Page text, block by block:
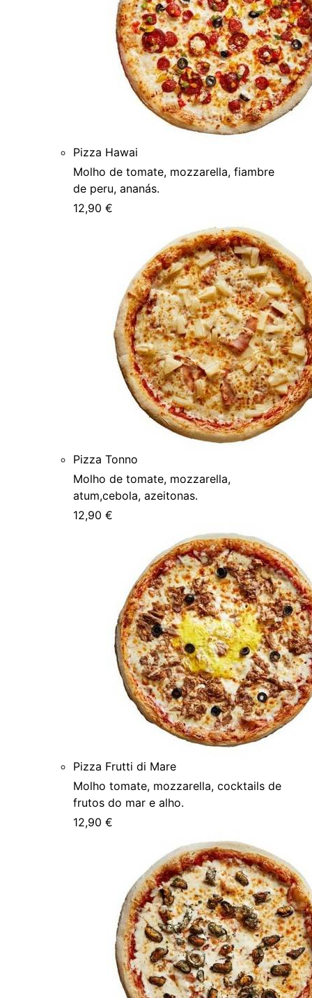
Pizza Hawai
Molho de tomate, mozzarella, fiambre
de peru, ananás.
12,90 €
Pizza Tonno
Molho de tomate, mozzarella,
atum,cebola, azeitonas.
12,90 €
Pizza Frutti di Mare
Molho tomate, mozzarella, cocktails de
frutos do mar e alho.
12,90 €